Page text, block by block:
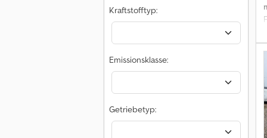
Kraftstofftyp:
Emissionsklasse:
Getriebetyp: